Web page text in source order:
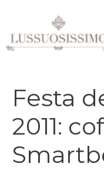
contenuto
Festa
2011: